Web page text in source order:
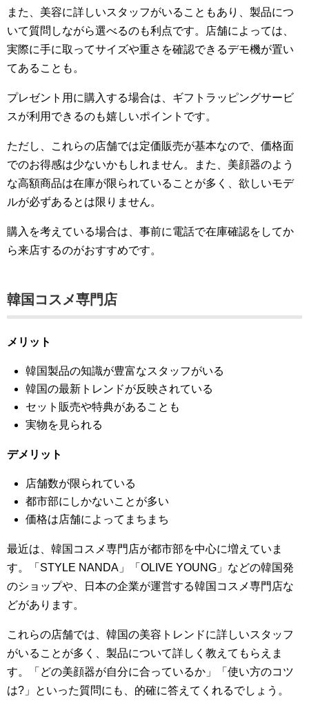
また、美容に詳しいスタッフがいることもあり、製品につ
いて質問しながら選べるのも利点です。店舗によっては、
実際に手に取ってサイズや重さを確認できるデモ機が置い
てあることも。
プレゼント用に購入する場合は、ギフトラッピングサービ
スが利用できるのも嬉しいポイントです。
ただし、これらの店舗では定価販売が基本なので、価格面
でのお得感は少ないかもしれません。また、美顔器のよう
な高額商品は在庫が限られていることが多く、欲しいモデ
ルが必ずあるとは限りません。
購入を考えている場合は、事前に電話で在庫確認をしてか
ら来店するのがおすすめです。
韓国コスメ専門店
メリット
韓国製品の知識が豊富なスタッフがいる
韓国の最新トレンドが反映されている
セット販売や特典があることも
実物を見られる
デメリット
店舗数が限られている
都市部にしかないことが多い
価格は店舗によってまちまち
最近は、韓国コスメ専門店が都市部を中心に増えていま
す。「STYLE NANDA」「OLIVE YOUNG」などの韓国発
のショップや、日本の企業が運営する韓国コスメ専門店な
どがあります。
これらの店舗では、韓国の美容トレンドに詳しいスタッフ
がいることが多く、製品について詳しく教えてもらえま
す。「どの美顔器が自分に合っているか」「使い方のコツ
は?」といった質問にも、的確に答えてくれるでしょう。